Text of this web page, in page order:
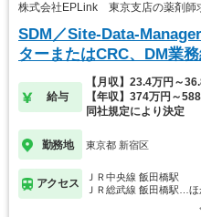
株式会社EPLink 東京支店の薬剤師
SDM／Site-Data-
ターまたはCRC、DM業
給与
【月収】23.4万円～
【年収】374万円～
同社規定により決定
勤務地 東京都 新宿区
アクセス
ＪＲ中央線 飯田橋駅
ＪＲ総武線 飯田橋駅…ほ